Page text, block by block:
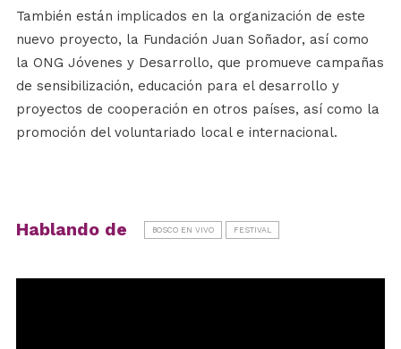
También están implicados en la organización de este
nuevo proyecto, la Fundación Juan Soñador, así como
la ONG Jóvenes y Desarrollo, que promueve campañas
de sensibilización, educación para el desarrollo y
proyectos de cooperación en otros países, así como la
promoción del voluntariado local e internacional.
Hablando de BOSCO EN VIVO FESTIVAL